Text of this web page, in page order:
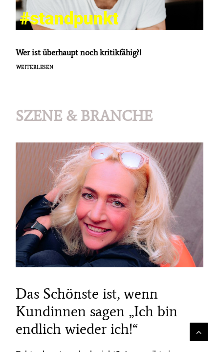
Wer ist überhaupt noch kritikfähig?!
WEITERLESEN
SZENE & BRANCHE
Das Schönste ist, wenn
Kundinnen sagen „Ich bin
endlich wieder ich!“